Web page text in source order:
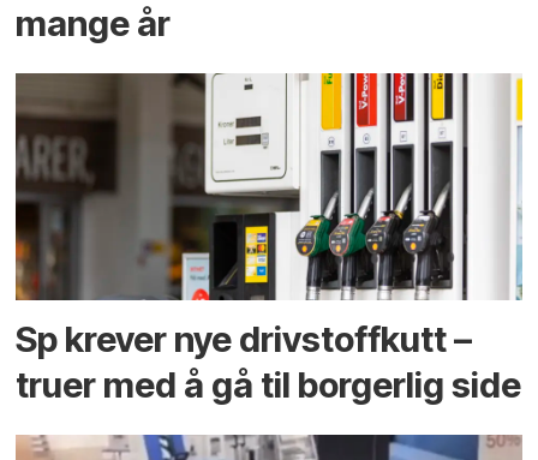
mange år
Sp krever nye drivstoffkutt –
truer med å gå til borgerlig side